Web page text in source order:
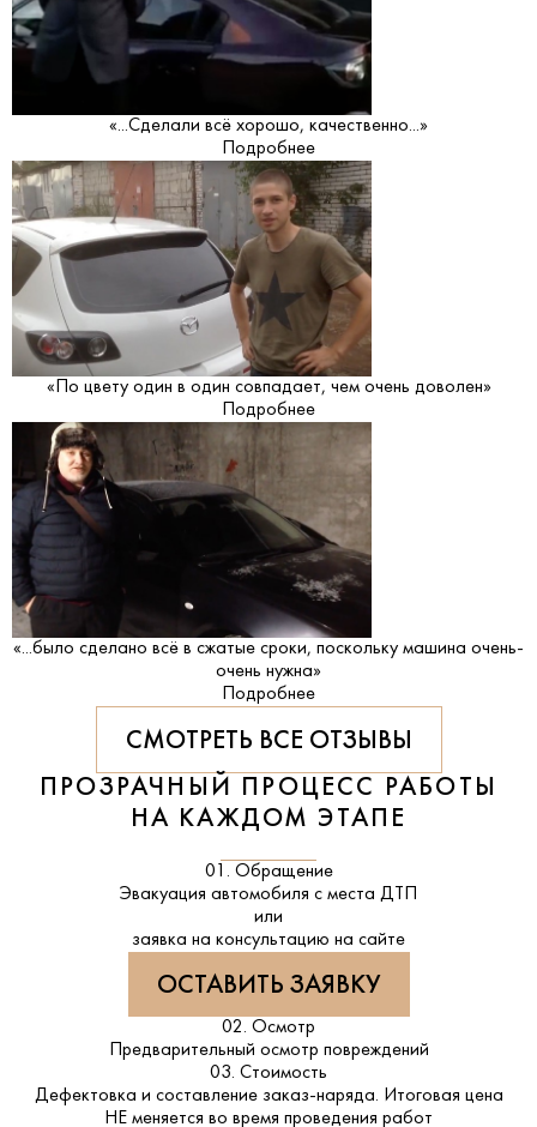
«...Сделали всё хорошо, качественно...»
Подробнее
«По цвету один в один совпадает, чем очень доволен»
Подробнее
«...было сделано всё в сжатые сроки, поскольку машина очень-
очень нужна»
Подробнее
СМОТРЕТЬ ВСЕ ОТЗЫВЫ
ПРОЗРАЧНЫЙ ПРОЦЕСС РАБОТЫ
НА КАЖДОМ ЭТАПЕ
01. Обращение
Эвакуация автомобиля с места ДТП
или
заявка на консультацию на сайте
ОСТАВИТЬ ЗАЯВКУ
02. Осмотр
Предварительный осмотр повреждений
03. Стоимость
Дефектовка и составление заказ-наряда. Итоговая цена
НЕ меняется во время проведения работ